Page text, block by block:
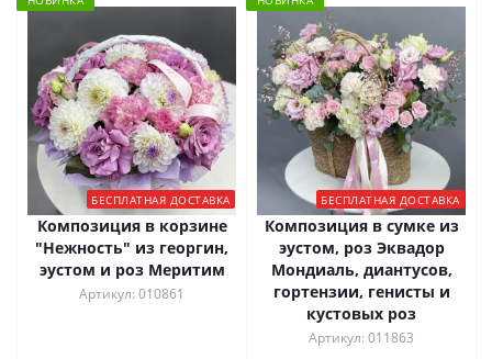
БЕСПЛАТНАЯ ДОСТАВКА
Композиция в корзине
"Нежность" из георгин,
эустом и роз Меритим
Артикул: 010861
БЕСПЛАТНАЯ ДОСТАВКА
Композиция в сумке из
эустом, роз Эквадор
Мондиаль, диантусов,
гортензии, генисты и
кустовых роз
Артикул: 011863